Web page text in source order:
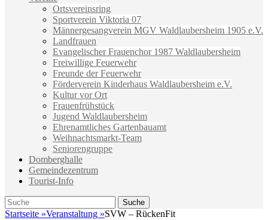
Ortsvereinsring
Sportverein Viktoria 07
Männergesangverein MGV Waldlaubersheim 1905 e.V.
Landfrauen
Evangelischer Frauenchor 1987 Waldlaubersheim
Freiwillige Feuerwehr
Freunde der Feuerwehr
Förderverein Kinderhaus Waldlaubersheim e.V.
Kultur vor Ort
Frauenfrühstück
Jugend Waldlaubersheim
Ehrenamtliches Gartenbauamt
Weihnachtsmarkt-Team
Seniorengruppe
Domberghalle
Gemeindezentrum
Tourist-Info
Suche
Suche
nach:
Startseite »Veranstaltung »SVW – RückenFit